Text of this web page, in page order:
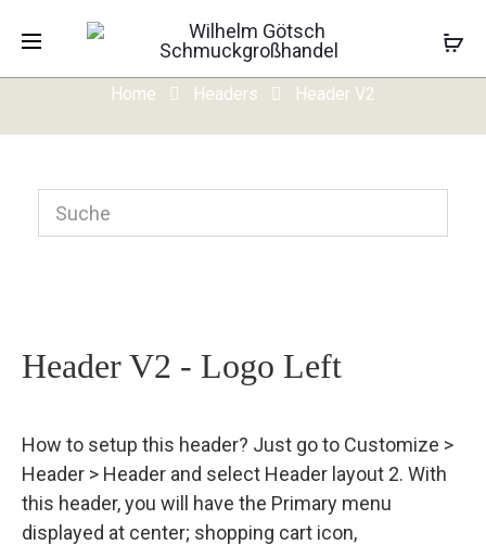
Header V2
Home Headers Header V2
Header V2 - Logo Left
How to setup this header? Just go to Customize >
Header > Header and select Header layout 2. With
this header, you will have the Primary menu
displayed at center; shopping cart icon,